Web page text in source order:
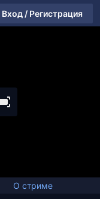
Вход / Регистрация
О стриме